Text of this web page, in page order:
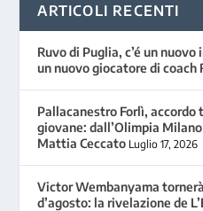
ARTICOLI RECENTI
Ruvo di Puglia, c’é un
un nuovo giocatore di coach
Pallacanestro Forlì, accordo
giovane: dall’Olimpia
Mattia Ceccato Luglio 17, 2026
Victor Wembanyama
d’agosto: la rivelazione de